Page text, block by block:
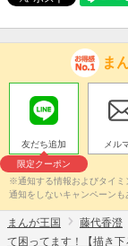
ま
友だち追加
限定クーポン
メル
※通知する情報およびタイ
通知をしないキャンペーンも
まんが王国 藤代香澄
て困ってます！【描き下